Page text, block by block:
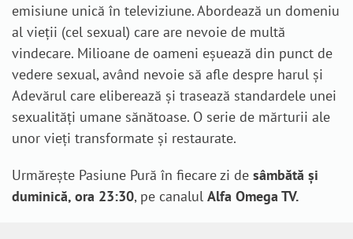
emisiune unică în televiziune. Abordează un domeniu
al vieții (cel sexual) care are nevoie de multă
vindecare. Milioane de oameni eșuează din punct de
vedere sexual, având nevoie să afle despre harul și
Adevărul care eliberează și trasează standardele unei
sexualități umane sănătoase. O serie de mărturii ale
unor vieți transformate și restaurate.
Urmărește Pasiune Pură în fiecare zi de sâmbătă și
duminică, ora 23:30, pe canalul Alfa Omega TV.